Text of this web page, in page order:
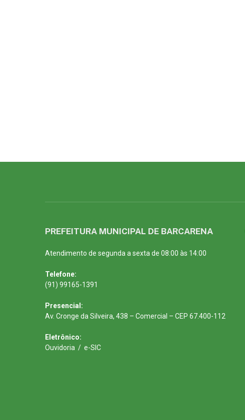
PREFEITURA MUNICIPAL DE BARCARENA
Atendimento de segunda a sexta de 08:00 às 14:00
Telefone:
(91) 99165-1391
Presencial:
Av. Cronge da Silveira, 438 – Comercial – CEP 67.400-112
Eletrônico:
Ouvidoria / e-SIC